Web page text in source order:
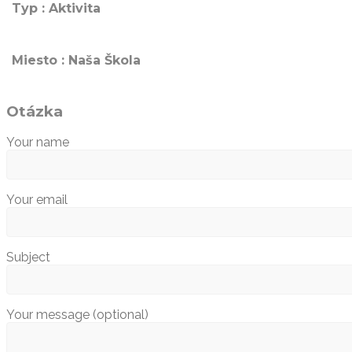
Typ : Aktivita
Miesto : Naša Škola
Otázka
Your name
Your email
Subject
Your message (optional)